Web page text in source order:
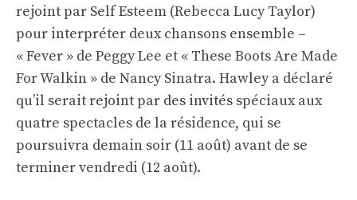
rejoint par Self Esteem (Rebecca Lucy Taylor)
pour interpréter deux chansons ensemble –
« Fever » de Peggy Lee et « These Boots Are Made
For Walkin » de Nancy Sinatra. Hawley a déclaré
qu’il serait rejoint par des invités spéciaux aux
quatre spectacles de la résidence, qui se
poursuivra demain soir (11 août) avant de se
terminer vendredi (12 août).